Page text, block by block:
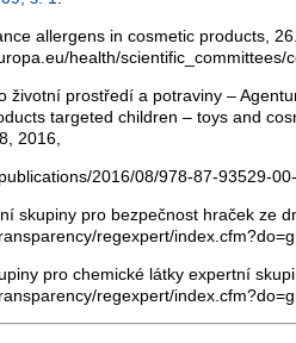
allergens in cosmetic products,
health/
životní prostředí a potraviny –
targeted children – toys and
2016,
2016/08/978-87-93529-
skupiny pro bezpečnost hraček ze
regexpert/
pro chemické látky expertní
regexpert/